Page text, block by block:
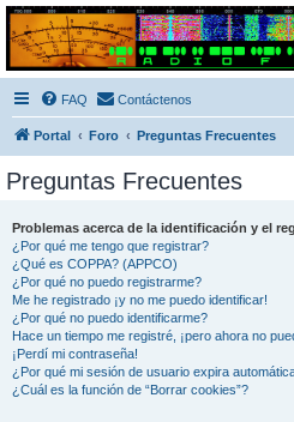
Radio Frecuencias
Foro de Radio Frecuencias
FAQ Contáctenos
Portal Foro Preguntas Frecuentes
Preguntas Frecuentes
Problemas acerca de la identificación y el
¿Por qué me tengo que registrar?
¿Qué es COPPA? (APPCO)
¿Por qué no puedo registrarme?
Me he registrado ¡y no me puedo identificar!
¿Por qué no puedo identificarme?
Hace un tiempo me registré, ¡pero ahora no
¡Perdí mi contraseña!
¿Por qué mi sesión de usuario expira
¿Cuál es la función de “Borrar cookies”?